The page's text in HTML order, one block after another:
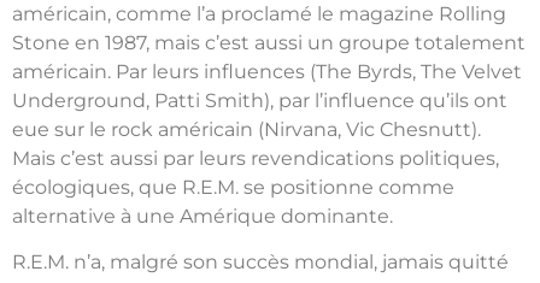
américain, comme l’a proclamé le magazine Rolling
Stone en 1987, mais c’est aussi un groupe totalement
américain. Par leurs influences (The Byrds, The Velvet
Underground, Patti Smith), par l’influence qu’ils ont
eue sur le rock américain (Nirvana, Vic Chesnutt).
Mais c’est aussi par leurs revendications politiques,
écologiques, que R.E.M. se positionne comme
alternative à une Amérique dominante.
R.E.M. n’a, malgré son succès mondial, jamais quitté